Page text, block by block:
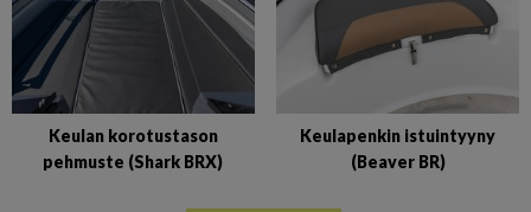
Keulan korotustason
pehmuste (Shark BRX)
Keulapenkin istuintyyny
(Beaver BR)